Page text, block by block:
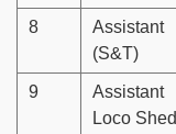
8
Assistant
(S&T)
9
Assistant
Loco Shed